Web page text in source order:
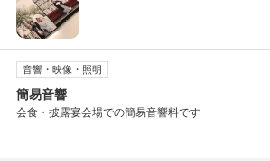
音響・映像・照明
簡易音響
会食・披露宴会場での簡易音響料です